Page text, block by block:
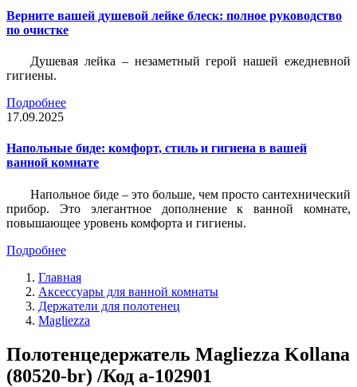
Верните вашей душевой лейке блеск: полное руководство
по очистке
Душевая лейка – незаметный герой нашей ежедневной
гигиены.
Подробнее
17.09.2025
Напольные биде: комфорт, стиль и гигиена в вашей
ванной комнате
Напольное биде – это больше, чем просто сантехнический
прибор. Это элегантное дополнение к ванной комнате,
повышающее уровень комфорта и гигиены.
Подробнее
Главная
Аксессуары для ванной комнаты
Держатели для полотенец
Magliezza
Полотенцедержатель Magliezza Kollana
(80520-br) /Код a-102901